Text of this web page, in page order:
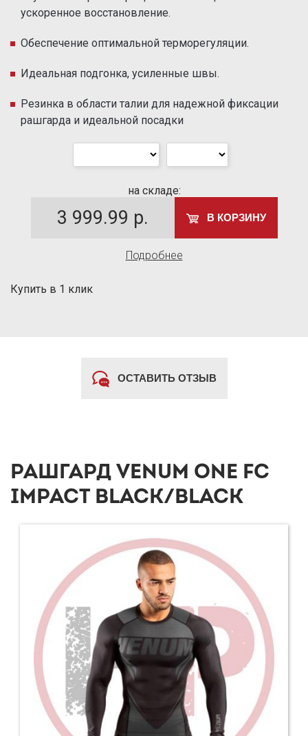
ускоренное восстановление.
Обеспечение оптимальной терморегуляции.
Идеальная подгонка, усиленные швы.
Резинка в области талии для надежной фиксации
рашгарда и идеальной посадки
на складе:
3 999.99 р. В КОРЗИНУ
Подробнее
Купить в 1 клик
ОСТАВИТЬ ОТЗЫВ
РАШГАРД VENUM ONE FC
IMPACT BLACK/BLACK